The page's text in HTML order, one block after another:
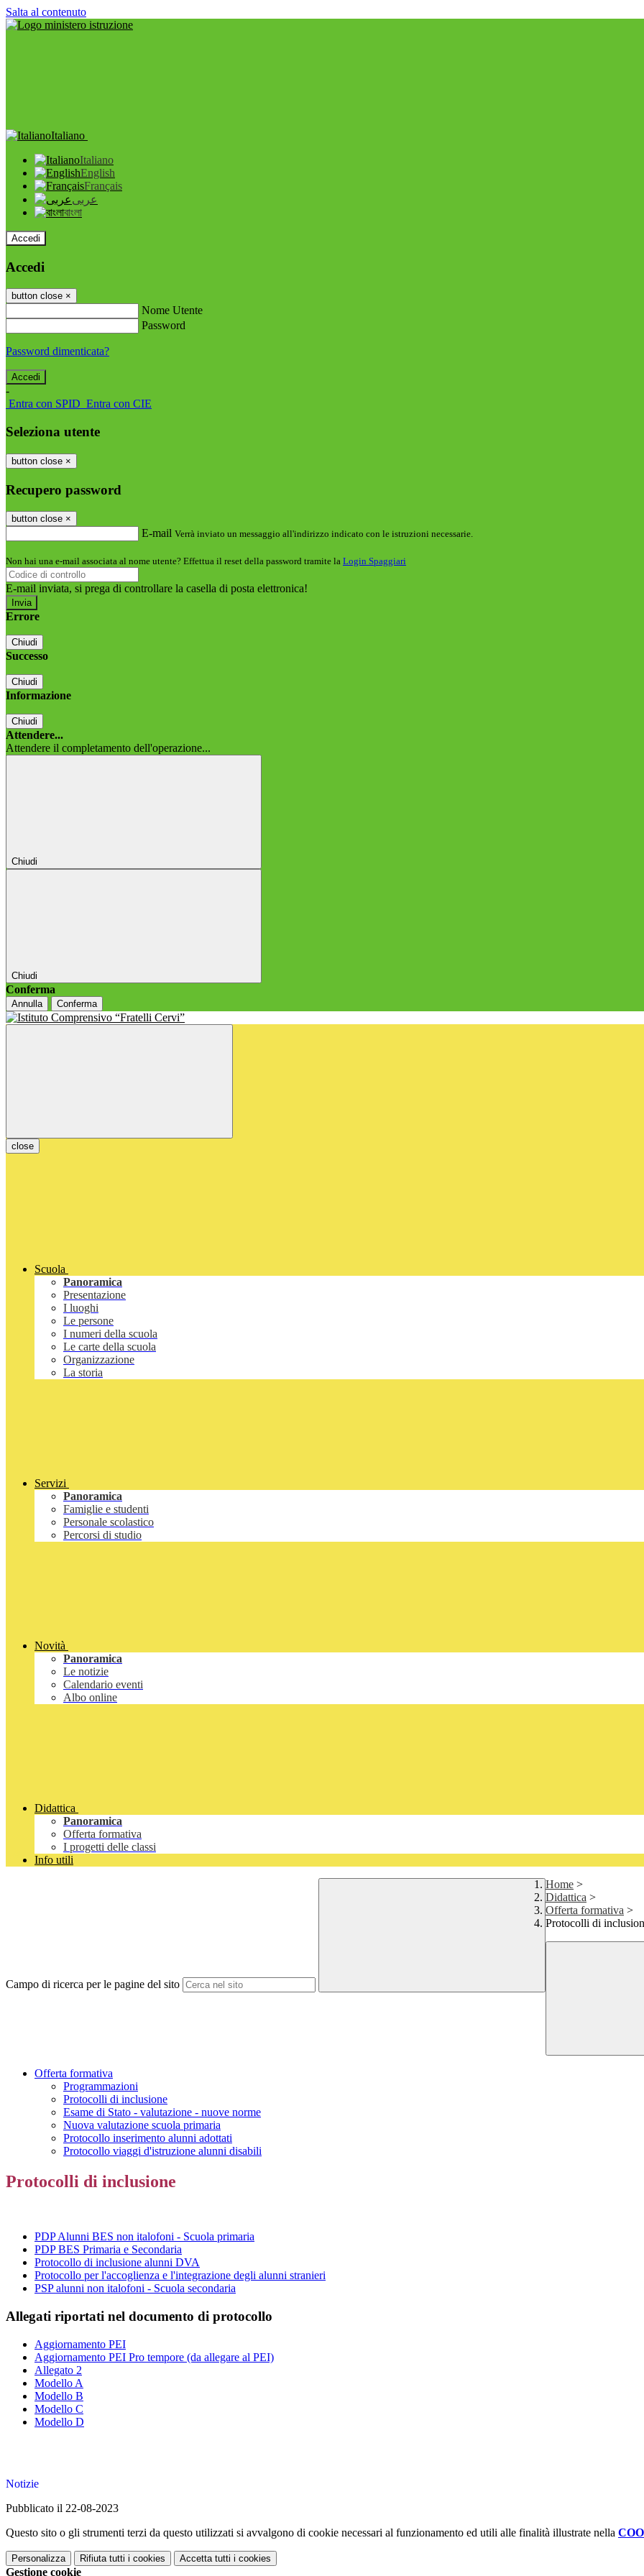
Salta al contenuto
Italiano
Italiano
English
Français
عربى
বাংলা
Accedi
Accedi
button close ×
Nome Utente
Password
Password dimenticata?
-
Entra con SPID Entra con CIE
Seleziona utente
button close ×
Recupero password
button close ×
E-mail Verrà inviato un messaggio all'indirizzo indicato con le istruzioni necessarie.
Non hai una e-mail associata al nome utente? Effettua il reset della password tramite la Login Spaggiari
E-mail inviata, si prega di controllare la casella di posta elettronica!
Errore
Chiudi
Successo
Chiudi
Informazione
Chiudi
Attendere...
Attendere il completamento dell'operazione...
Chiudi
Chiudi
Conferma
Annulla Conferma
close
Scuola
Panoramica
Presentazione
I luoghi
Le persone
I numeri della scuola
Le carte della scuola
Organizzazione
La storia
Servizi
Panoramica
Famiglie e studenti
Personale scolastico
Percorsi di studio
Novità
Panoramica
Le notizie
Calendario eventi
Albo online
Didattica
Panoramica
Offerta formativa
I progetti delle classi
Info utili
Campo di ricerca per le pagine del sito
Home >
Didattica >
Offerta formativa >
Protocolli di
Offerta formativa
Programmazioni
Protocolli di inclusione
Esame di Stato - valutazione - nuove norme
Nuova valutazione scuola primaria
Protocollo inserimento alunni adottati
Protocollo viaggi d'istruzione alunni disabili
Protocolli di inclusione
PDP Alunni BES non italofoni - Scuola primaria
PDP BES Primaria e Secondaria
Protocollo di inclusione alunni DVA
Protocollo per l'accoglienza e l'integrazione degli alunni stranieri
PSP alunni non italofoni - Scuola secondaria
Allegati riportati nel documento di protocollo
Aggiornamento PEI
Aggiornamento PEI Pro tempore (da allegare al PEI)
Allegato 2
Modello A
Modello B
Modello C
Modello D
Notizie
Pubblicato il 22-08-2023
Questo sito o gli strumenti terzi da questo utilizzati si avvalgono di cookie necessari al funzionamento ed utili alle finalità illustrate nella
Personalizza Rifiuta tutti i cookies Accetta tutti i cookies
Gestione cookie